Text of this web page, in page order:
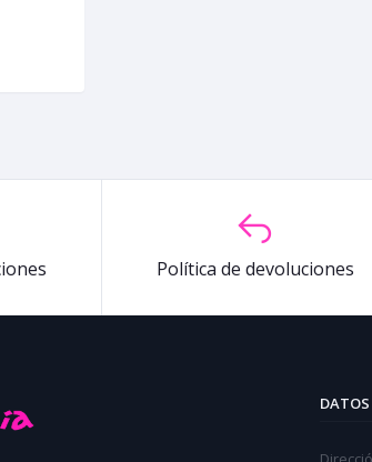
Política de devoluciones